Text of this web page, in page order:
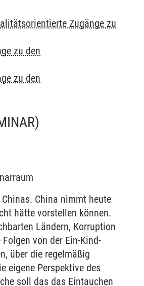
Zugänge zu
zu den
zu den
China nimmt heute
hätte vorstellen können.
Ländern, Korruption
von der Ein-Kind-
über die regelmäßig
eigene Perspektive des
soll das das Eintauchen